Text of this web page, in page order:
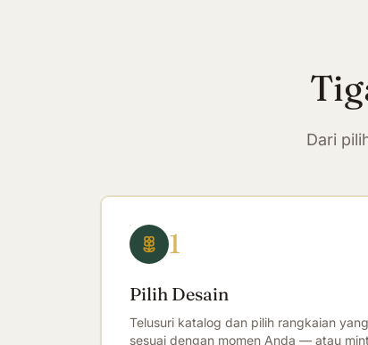
Dari
1
Pilih Desain
Telusuri katalog dan pilih rangkaian yang
sesuai dengan momen Anda — atau